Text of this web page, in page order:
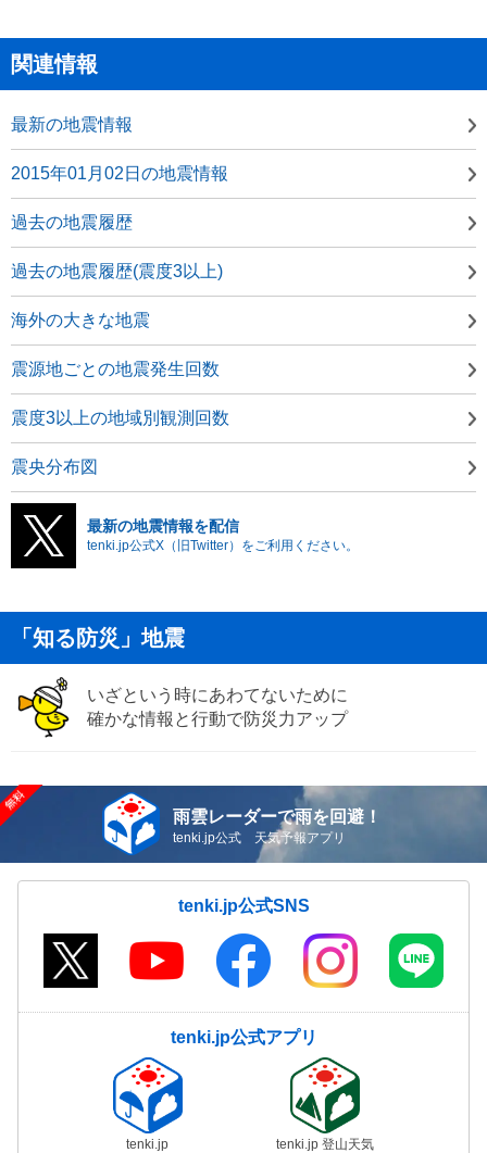
関連情報
最新の地震情報
2015年01月02日の地震情報
過去の地震履歴
過去の地震履歴(震度3以上)
海外の大きな地震
震源地ごとの地震発生回数
震度3以上の地域別観測回数
震央分布図
最新の地震情報を配信
tenki.jp公式X（旧Twitter）をご利用ください。
「知る防災」地震
いざという時にあわてないために
確かな情報と行動で防災力アップ
雨雲レーダーで雨を回避！
tenki.jp公式 天気予報アプリ
tenki.jp公式SNS
tenki.jp公式アプリ
tenki.jp tenki.jp 登山天気